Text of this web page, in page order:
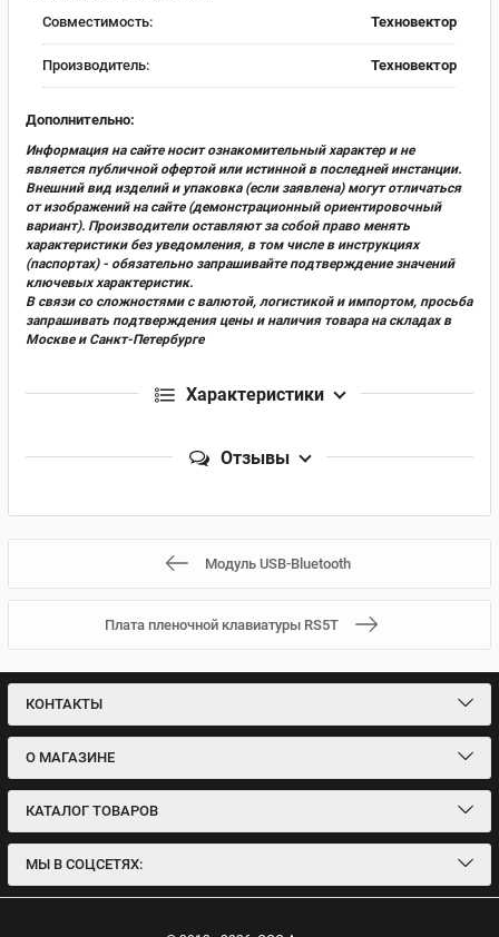
Совместимость:
Техновектор
Производитель: Техновектор
Дополнительно:
Информация на сайте носит ознакомительный характер и не
является публичной офертой или истинной в последней инстанции.
Внешний вид изделий и упаковка (если заявлена) могут отличаться
от изображений на сайте (демонстрационный ориентировочный
вариант). Производители оставляют за собой право менять
характеристики без уведомления, в том числе в инструкциях
(паспортах) - обязательно запрашивайте подтверждение значений
ключевых характеристик.
В связи со сложностями с валютой, логистикой и импортом, просьба
запрашивать подтверждения цены и наличия товара на складах в
Москве и Санкт-Петербурге
Характеристики
Отзывы
Модуль USB-Bluetooth
Плата пленочной клавиатуры RS5T
КОНТАКТЫ
О МАГАЗИНЕ
КАТАЛОГ ТОВАРОВ
МЫ В СОЦСЕТЯХ: